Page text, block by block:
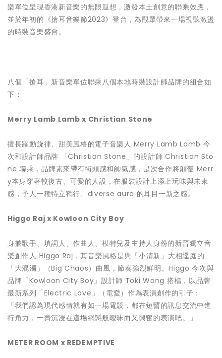
樂單位呈現香港新音樂的無限遐想，激發本土創意的聯乘效應，
並於年初的《搶耳音樂節2023》登台，為觀眾帶來一場視聽激盪
的時裝音樂盛會。
八個「搶耳」新音樂單位聯乘八個本地時裝設計師品牌的組合如
下：
Merry Lamb Lamb x Christian Stone
擅長躍動旋律、甜美風格的電子音樂人 Merry Lamb Lamb 今
次和設計師品牌 「Christian Stone」的設計師 Christian Sto
ne 聯乘，品牌素來帶有街頭感和帥氣感，是次合作將顛覆 Merr
y本身穿著較復古、可愛的人設，在服裝設計上添上玩味與未來
感，予人一種特立獨行、diverse aura 的耳目一新之感。
Higgo Raj x Kowloon City Boy
身兼歌手、填詞人、作曲人、模特兒及主持人身份的新晉獨立音
樂創作人 Higgo Raj，其音樂風格是與「小清新」大相逕庭的
「大混濁」（Big Chaos）曲風，節奏強烈鮮明。Higgo 今次與
品牌「Kowloon City Boy」設計師 Toki Wong 搭檔，以品牌
最新系列「Electric Love」（電愛）作為表演創作的引子：
「我們認為現代感情就有如一場電競，都在短暫的訊息交流中進
行角力，一齊沉浸在這場網戀般曖昧而又興奮的表演吧。」
METER ROOM x REDEMPTIVE